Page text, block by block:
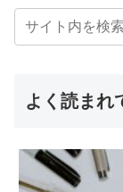
よく読まれ